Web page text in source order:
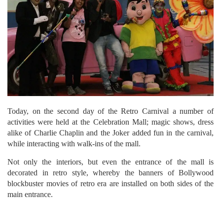
Today, on the second day of the Retro Carnival a number of
activities were held at the Celebration Mall; magic shows, dress
alike of Charlie Chaplin and the Joker added fun in the carnival,
while interacting with walk-ins of the mall.
Not only the interiors, but even the entrance of the mall is
decorated in retro style, whereby the banners of Bollywood
blockbuster movies of retro era are installed on both sides of the
main entrance.